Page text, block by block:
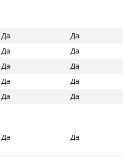
Да
Да
Да
Да
Да
Да
Да
Да
Да Да
Да Да